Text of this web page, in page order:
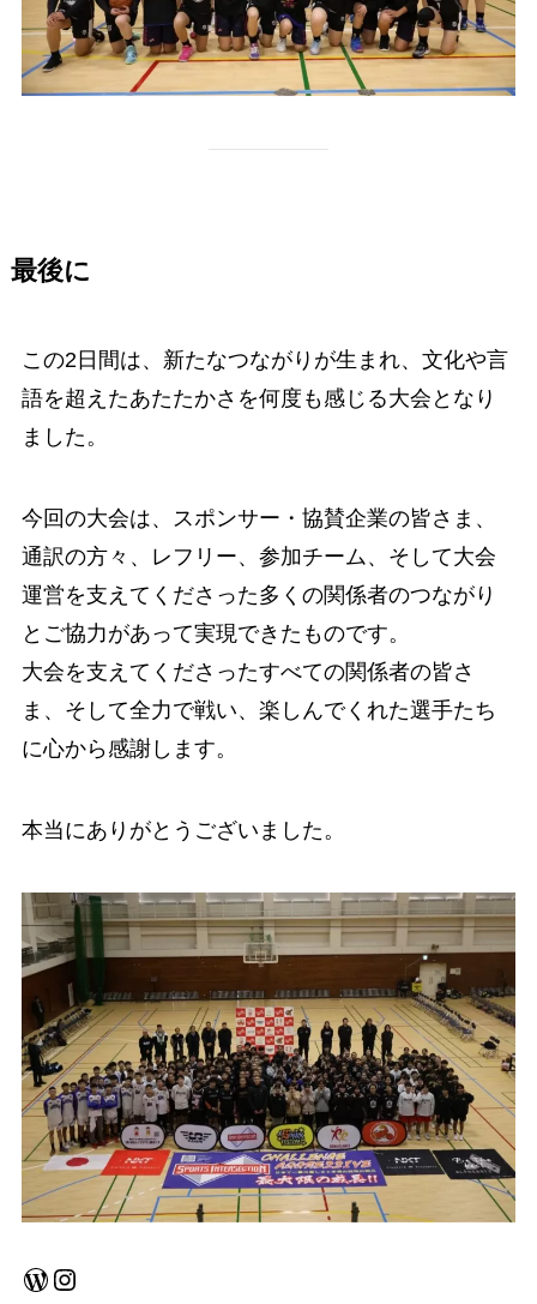
最後に
この2日間は、新たなつながりが生まれ、文化や言
語を超えたあたたかさを何度も感じる大会となり
ました。
今回の大会は、スポンサー・協賛企業の皆さま、
通訳の方々、レフリー、参加チーム、そして大会
運営を支えてくださった多くの関係者のつながり
とご協力があって実現できたものです。
大会を支えてくださったすべての関係者の皆さ
ま、そして全力で戦い、楽しんでくれた選手たち
に心から感謝します。
本当にありがとうございました。
WordPress
Instagram